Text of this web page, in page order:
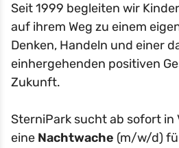
Seit 1999 begleiten wir
auf ihrem Weg zu einem
Denken, Handeln und einer
einhergehenden positiven
Zukunft.
SterniPark sucht ab sofort in
eine Nachtwache (m/w/d)